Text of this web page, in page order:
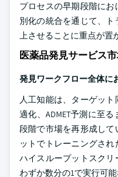
プロセスの早期段階に
別化の統合を通じて、
上させることに重点が置
医薬品発見サービス
発見ワークフロー全体に
人工知能は、ターゲッ
適化、ADMET予測に至
段階で市場を再形成し
ットでトレーニングさ
ハイスループットスク
わずか数分の1で実行可